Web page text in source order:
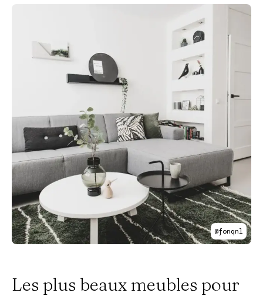
@fonqnl
Les plus beaux meubles pour